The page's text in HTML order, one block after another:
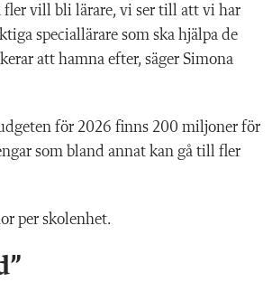
fler vill bli lärare, vi ser till att vi har
speciallärare som ska hjälpa de
att hamna efter, säger Simona
för 2026 finns 200 miljoner för
som bland annat kan gå till fler
per skolenhet.